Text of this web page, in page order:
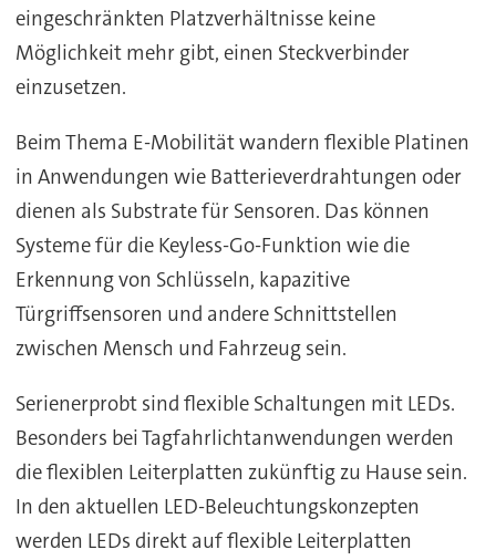
eingeschränkten Platzverhältnisse keine
Möglichkeit mehr gibt, einen Steckverbinder
einzusetzen.
Beim Thema E-Mobilität wandern flexible Platinen
in Anwendungen wie Batterieverdrahtungen oder
dienen als Substrate für Sensoren. Das können
Systeme für die Keyless-Go-Funktion wie die
Erkennung von Schlüsseln, kapazitive
Türgriffsensoren und andere Schnittstellen
zwischen Mensch und Fahrzeug sein.
Serienerprobt sind flexible Schaltungen mit LEDs.
Besonders bei Tagfahrlichtanwendungen werden
die flexiblen Leiterplatten zukünftig zu Hause sein.
In den aktuellen LED-Beleuchtungskonzepten
werden LEDs direkt auf flexible Leiterplatten